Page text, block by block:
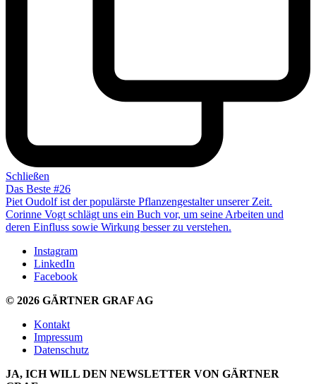
Schließen
Das Beste #26
Piet Oudolf ist der populärste Pflanzengestalter unserer Zeit.
Corinne Vogt schlägt uns ein Buch vor, um seine Arbeiten und
deren Einfluss sowie Wirkung besser zu verstehen.
Instagram
LinkedIn
Facebook
© 2026 GÄRTNER GRAF AG
Kontakt
Impressum
Datenschutz
JA, ICH WILL DEN NEWSLETTER VON GÄRTNER